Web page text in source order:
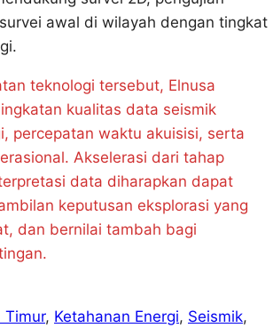
awal di wilayah dengan tingkat
teknologi tersebut, Elnusa
kualitas data seismik
percepatan waktu akuisisi, serta
Akselerasi dari tahap
data diharapkan dapat
keputusan eksplorasi yang
dan bernilai tambah bagi
Timur, Ketahanan Energi, Seismik